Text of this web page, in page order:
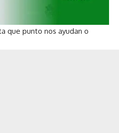
que punto nos ayudan o